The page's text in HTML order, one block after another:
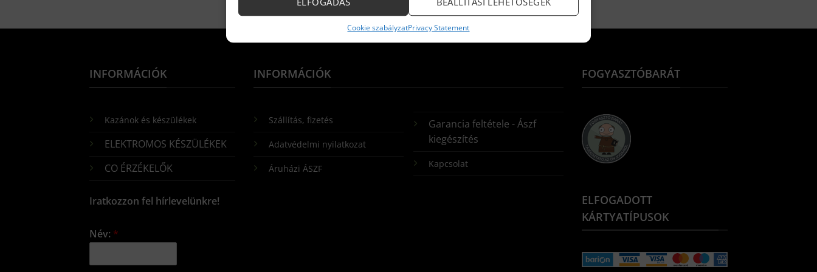
Cookie szabályzatPrivacy Statement
INFORMÁCIÓK
Kazánok és készülékek
ELEKTROMOS KÉSZÜLÉKEK
CO ÉRZÉKELŐK
Iratkozzon fel hírlevelünkre!
Név: *
INFORMÁCIÓK
Szállítás, fizetés
Adatvédelmi nyilatkozat
Áruházi ÁSZF
Garancia feltétele - Ászf
kiegészítés
Kapcsolat
FOGYASZTÓBARÁT
ELFOGADOTT
KÁRTYATÍPUSOK